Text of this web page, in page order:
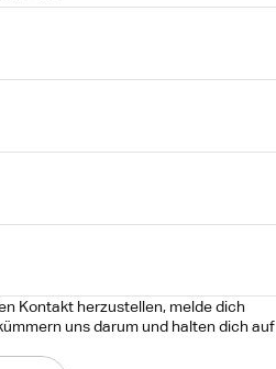
Kontakt herzustellen, melde dich
uns darum und halten dich auf